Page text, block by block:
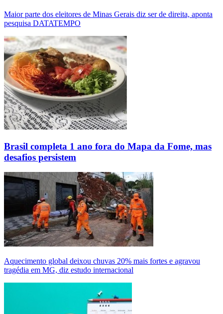
Maior parte dos eleitores de Minas Gerais diz ser de direita, aponta
pesquisa DATATEMPO
Brasil completa 1 ano fora do Mapa da Fome, mas
desafios persistem
Aquecimento global deixou chuvas 20% mais fortes e agravou
tragédia em MG, diz estudo internacional